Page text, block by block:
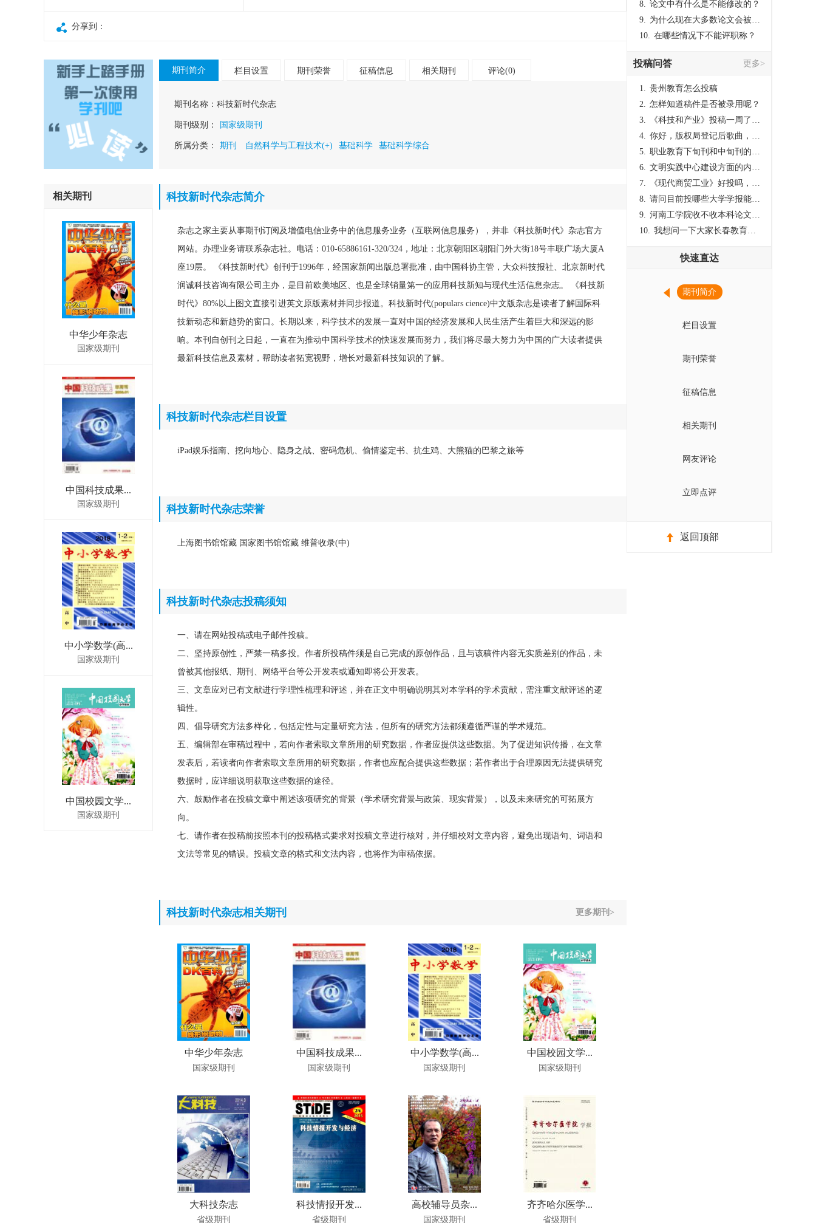
分享到：
相关期刊
中华少年杂志
国家级期刊
中国科技成果...
国家级期刊
中小学数学(高...
国家级期刊
中国校园文学...
国家级期刊
期刊简介 栏目设置 期刊荣誉 征稿信息 相关期刊 评论(0)
期刊名称： 科技新时代杂志
期刊级别： 国家级期刊
所属分类： 期刊 自然科学与工程技术(+) 基础科学 基础科学综合
科技新时代杂志简介
杂志之家主要从事期刊订阅及增值电信业务中的信息服务业务（互联网信息服务），并非《科技新时代》杂志官方
网站。办理业务请联系杂志社。电话：010-65886161-320/324，地址：北京朝阳区朝阳门外大街18号丰联广场大厦A
座19层。 《科技新时代》创刊于1996年，经国家新闻出版总署批准，由中国科协主管，大众科技报社、北京新时代
润诚科技咨询有限公司主办，是目前欧美地区、也是全球销量第一的应用科技新知与现代生活信息杂志。 《科技新
时代》80%以上图文直接引进英文原版素材并同步报道。科技新时代(populars cience)中文版杂志是读者了解国际科
技新动态和新趋势的窗口。长期以来，科学技术的发展一直对中国的经济发展和人民生活产生着巨大和深远的影
响。本刊自创刊之日起，一直在为推动中国科学技术的快速发展而努力，我们将尽最大努力为中国的广大读者提供
最新科技信息及素材，帮助读者拓宽视野，增长对最新科技知识的了解。
科技新时代杂志栏目设置
iPad娱乐指南、挖向地心、隐身之战、密码危机、偷情鉴定书、抗生鸡、大熊猫的巴黎之旅等
科技新时代杂志荣誉
上海图书馆馆藏 国家图书馆馆藏 维普收录(中)
科技新时代杂志投稿须知
一、请在网站投稿或电子邮件投稿。
二、坚持原创性，严禁一稿多投。作者所投稿件须是自己完成的原创作品，且与该稿件内容无实质差别的作品，未
曾被其他报纸、期刊、网络平台等公开发表或通知即将公开发表。
三、文章应对已有文献进行学理性梳理和评述，并在正文中明确说明其对本学科的学术贡献，需注重文献评述的逻
辑性。
四、倡导研究方法多样化，包括定性与定量研究方法，但所有的研究方法都须遵循严谨的学术规范。
五、编辑部在审稿过程中，若向作者索取文章所用的研究数据，作者应提供这些数据。为了促进知识传播，在文章
发表后，若读者向作者索取文章所用的研究数据，作者也应配合提供这些数据；若作者出于合理原因无法提供研究
数据时，应详细说明获取这些数据的途径。
六、鼓励作者在投稿文章中阐述该项研究的背景（学术研究背景与政策、现实背景），以及未来研究的可拓展方
向。
七、请作者在投稿前按照本刊的投稿格式要求对投稿文章进行核对，并仔细校对文章内容，避免出现语句、词语和
文法等常见的错误。投稿文章的格式和文法内容，也将作为审稿依据。
科技新时代杂志相关期刊 更多期刊>
中华少年杂志
国家级期刊
中国科技成果...
国家级期刊
中小学数学(高...
国家级期刊
中国校园文学...
国家级期刊
大科技杂志
省级期刊
科技情报开发...
省级期刊
高校辅导员杂...
国家级期刊
齐齐哈尔医学...
省级期刊
8. 论文中有什么是不能修改的？
9. 为什么现在大多数论文会被评判为AI撰写？（深度剖析查重机制下的困境与出路）
10. 在哪些情况下不能评职称？
投稿问答 更多>
1. 贵州教育怎么投稿
2. 怎样知道稿件是否被录用呢？
3.
《科技和产业》投稿一周了仍是“已发回执”状态，这是什么意思？什么时候外审？
4. 你好，版权局登记后歌曲，这里能否发表
5. 职业教育下旬刊和中旬刊的国内刊号一样，他们有什么区别，两本刊物都是真的吗？
6. 文明实践中心建设方面的内容适合那种期刊
7.
《现代商贸工业》好投吗，版面费多少？
8. 请问目前投哪些大学学报能较快出刊啊
9. 河南工学院收不收本科论文呀？
10. 我想问一下大家长春教育学院学报是本科学报吗？
快速直达
期刊简介
栏目设置
期刊荣誉
征稿信息
相关期刊
网友评论
立即点评
返回顶部